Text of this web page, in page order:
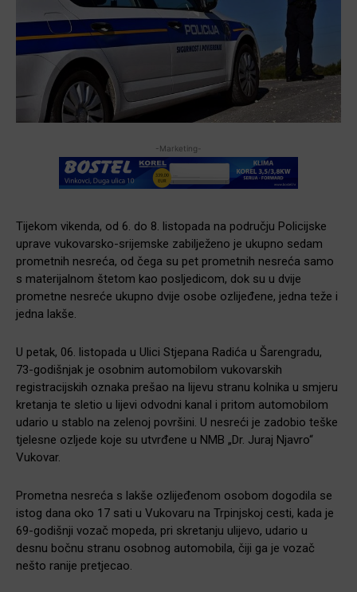
-Marketing-
Tijekom vikenda, od 6. do 8. listopada na području Policijske
uprave vukovarsko-srijemske zabilježeno je ukupno sedam
prometnih nesreća, od čega su pet prometnih nesreća samo
s materijalnom štetom kao posljedicom, dok su u dvije
prometne nesreće ukupno dvije osobe ozlijeđene, jedna teže i
jedna lakše.
U petak, 06. listopada u Ulici Stjepana Radića u Šarengradu,
73-godišnjak je osobnim automobilom vukovarskih
registracijskih oznaka prešao na lijevu stranu kolnika u smjeru
kretanja te sletio u lijevi odvodni kanal i pritom automobilom
udario u stablo na zelenoj površini. U nesreći je zadobio teške
tjelesne ozljede koje su utvrđene u NMB „Dr. Juraj Njavro“
Vukovar.
Prometna nesreća s lakše ozlijeđenom osobom dogodila se
istog dana oko 17 sati u Vukovaru na Trpinjskoj cesti, kada je
69-godišnji vozač mopeda, pri skretanju ulijevo, udario u
desnu bočnu stranu osobnog automobila, čiji ga je vozač
nešto ranije pretjecao.